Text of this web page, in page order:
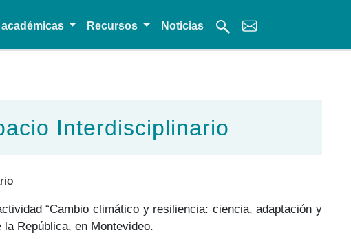
Recursos Noticias
Interdisciplinario
“Cambio climático y resiliencia: ciencia, adaptación y
República, en Montevideo.